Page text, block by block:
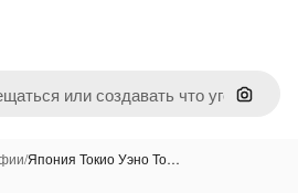
Поиск
/Япония Токио Уэно То…